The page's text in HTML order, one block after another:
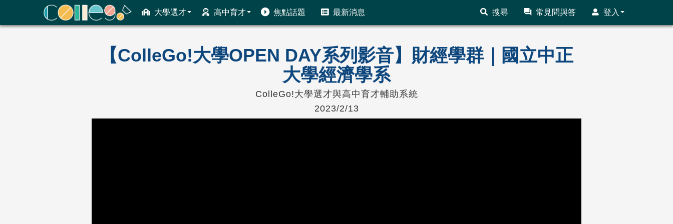
大學選才 高中育才 焦點話題 最新消息 搜尋 常見問與答 登入
ColleGo! 大學選才與高中育才輔助系統
【ColleGo!大學OPEN DAY系列影音】財經學群｜國立中正
大學經濟學系
ColleGo!大學選才與高中育才輔助系統
2023/2/13